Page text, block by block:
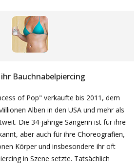
Bauchnabelpiercing
of Pop" verkaufte bis 2011, dem
Alben in den USA und mehr als
Die 34-jährige Sängerin ist für ihre
aber auch für ihre Choreografien,
Körper und insbesondere ihr oft
in Szene setzte. Tatsächlich